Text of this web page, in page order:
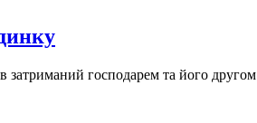
затриманий господарем та його другом